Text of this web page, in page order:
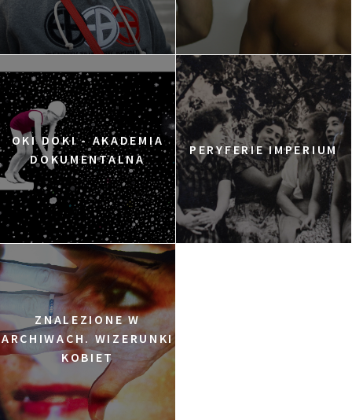
OKI DOKI - AKADEMIA
DOKUMENTALNA
PERYFERIE IMPERIUM
ZNALEZIONE W
ARCHIWACH. WIZERUNKI
KOBIET